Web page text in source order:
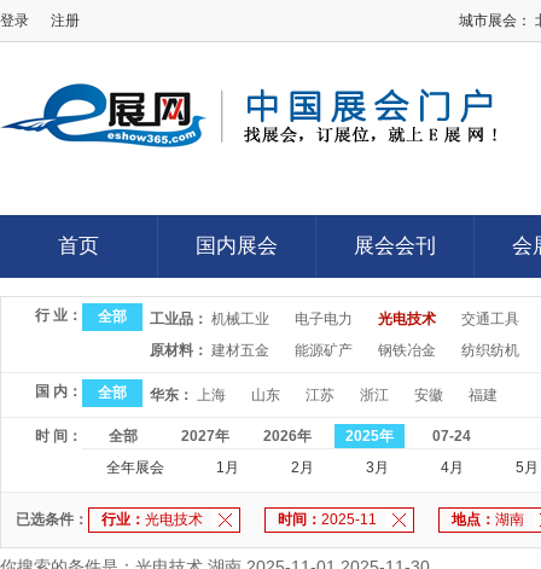
登录 注册 城市展会：
首页
首页
国内展会
国内展会
展会会刊
展会会刊
会
会
行 业： 全部 工业品： 机械工业 电子电力 光电技术
交通工具
原材料： 建材五金 能源矿产 钢铁冶金 纺织纺机
国 内： 全部 华东： 上海 山东 江苏 浙江 安徽 福建
时 间： 全部 2027年 2026年 2025年
07-24
全年展会
1月 2月 3月 4月 5月
已选条件： 行业： 光电技术 时间： 2025-11 地点： 湖南